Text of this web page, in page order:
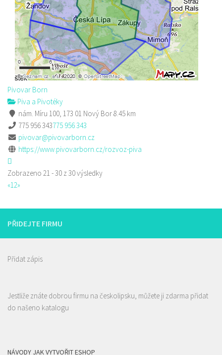
Pivovar Born
Piva a Pivotéky
nám. Míru 100, 173 01 Nový Bor8.45 km
775 956 343775 956 343
pivovar@pivovarborn.cz
https://www.pivovarborn.cz/rozvoz-piva
Zobrazeno 21 - 30 z 30 výsledky
«12»
PŘIDEJTE FIRMU
Přidat zápis
Jestliže znáte dobrou firmu na českolipsku, můžete ji zdarma přidat
do našeno katalogu
NÁVODY JAK VYTVOŘIT ESHOP